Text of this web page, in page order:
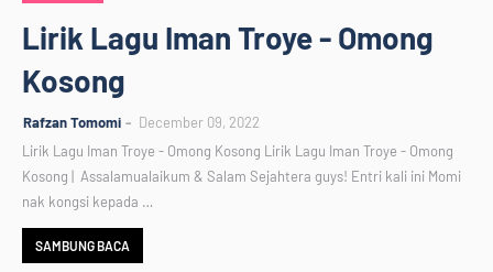
Lirik Lagu Iman Troye - Omong
Kosong
Rafzan Tomomi
December 09, 2022
Lirik Lagu Iman Troye - Omong Kosong Lirik Lagu Iman Troye - Omong
Kosong | Assalamualaikum & Salam Sejahtera guys! Entri kali ini Momi
nak kongsi kepada …
SAMBUNG BACA